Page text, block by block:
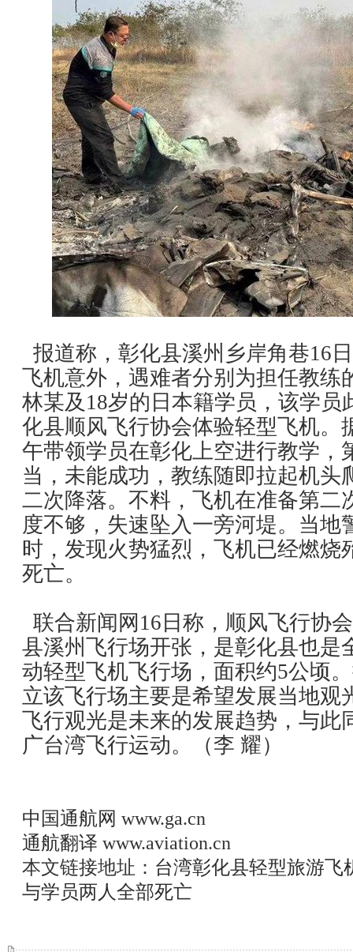
报道称，彰化县溪州乡岸角巷16
飞机意外，遇难者分别为担任教练
林某及18岁的日本籍学员，该学员
化县顺风飞行协会体验轻型飞机。
午带领学员在彰化上空进行教学，
当，未能成功，教练随即拉起机头
二次降落。不料，飞机在准备第二
度不够，失速坠入一旁河堤。当地
时，发现火势猛烈，飞机已经燃烧
死亡。
联合新闻网16日称，顺风飞行协
县溪州飞行场开张，是彰化县也是
动轻型飞机飞行场，面积约5公顷
立该飞行场主要是希望发展当地观
飞行观光是未来的发展趋势，与此
广台湾飞行运动。（李 耀）
中国通航网 www.ga.cn
通航翻译 www.aviation.cn
本文链接地址： 台湾彰化县轻型旅游飞
与学员两人全部死亡